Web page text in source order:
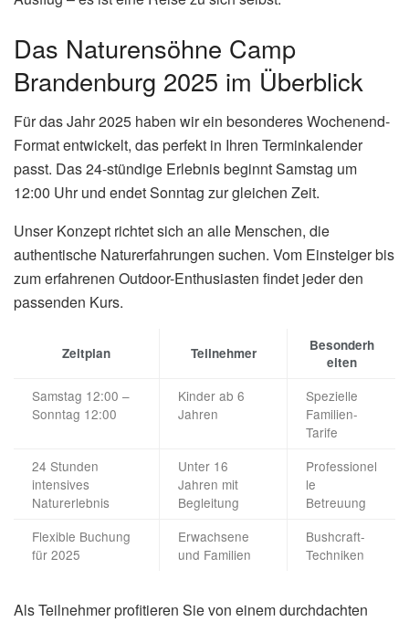
Das Naturensöhne Camp
Brandenburg 2025 im Überblick
Für das Jahr 2025 haben wir ein besonderes Wochenend-
Format entwickelt, das perfekt in Ihren Terminkalender
passt. Das 24-stündige Erlebnis beginnt Samstag um
12:00 Uhr und endet Sonntag zur gleichen Zeit.
Unser Konzept richtet sich an alle Menschen, die
authentische Naturerfahrungen suchen. Vom Einsteiger bis
zum erfahrenen Outdoor-Enthusiasten findet jeder den
passenden Kurs.
Zeitplan Teilnehmer
Besonderh
eiten
Samstag 12:00 –
Sonntag 12:00
Kinder ab 6
Jahren
Spezielle
Familien-
Tarife
24 Stunden
intensives
Naturerlebnis
Unter 16
Jahren mit
Begleitung
Professionel
le
Betreuung
Flexible Buchung
für 2025
Erwachsene
und Familien
Bushcraft-
Techniken
Als Teilnehmer profitieren Sie von einem durchdachten